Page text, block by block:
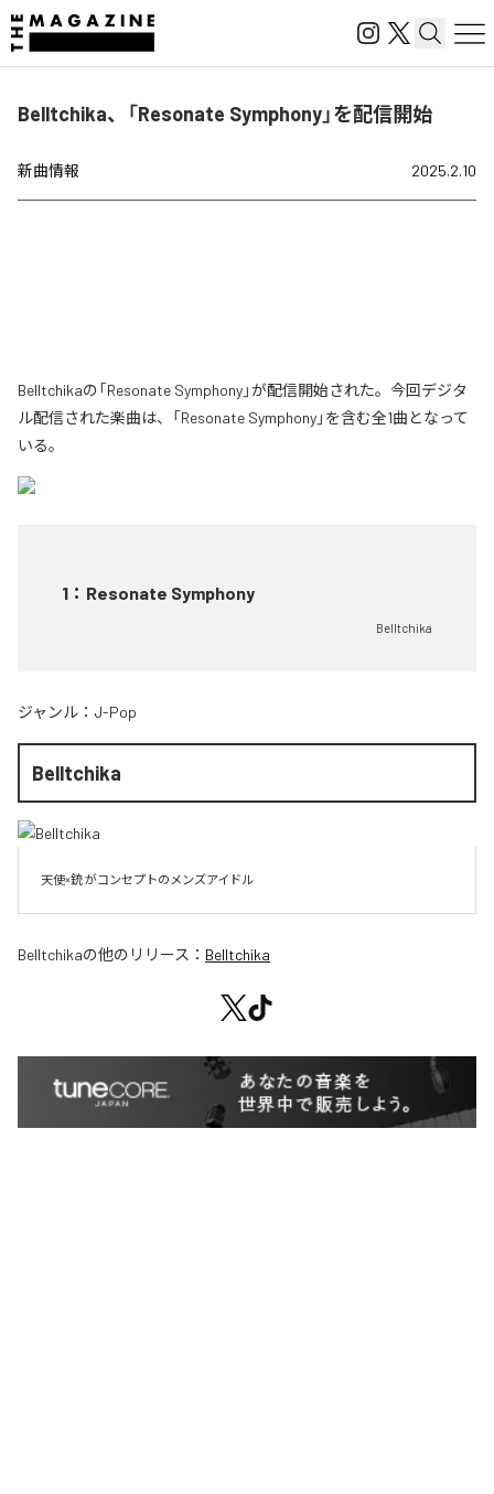
Belltchika、「Resonate Symphony」を配信開始
新曲情報 2025.2.10
Belltchikaの「Resonate Symphony」が配信開始された。今回デジタ
ル配信された楽曲は、「Resonate Symphony」を含む全1曲となって
いる。
1 ： Resonate Symphony
Belltchika
ジャンル： J-Pop
Belltchika
天使×銃 がコンセプトのメンズアイドル
Belltchikaの他のリリース： Belltchika